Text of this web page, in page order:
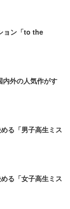
ョン「to the
内外の人気作がす
る「男子高生ミス
る「女子高生ミス